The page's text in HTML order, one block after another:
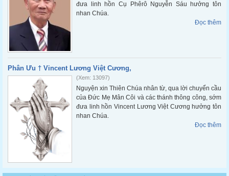
đưa linh hồn Cụ Phêrô Nguyễn Sáu hưởng tôn
nhan Chúa.
Đọc thêm
Phân Ưu † Vincent Lương Việt Cương,
(Xem: 13097)
Nguyện xin Thiên Chúa nhân từ, qua lời chuyển cầu
của Đức Mẹ Mân Côi và các thánh thông công, sớm
đưa linh hồn Vincent Lương Việt Cương hưởng tôn
nhan Chúa.
Đọc thêm